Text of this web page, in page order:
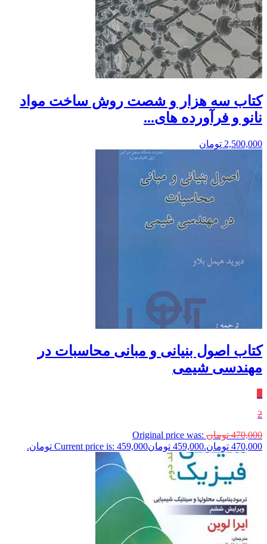
کتاب سه هزار و شصت روش ساخت مواد
نانو و فرآورده های...
2,500,000 تومان
کتاب اصول بنیانی و مبانی محاسبات در
مهندسی شیمی
2
470,000 تومان Original price was:
470,000 تومان.
459,000 تومانCurrent price is: 459,000 تومان.